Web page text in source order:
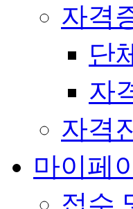
자격
단
자
자격
마이페